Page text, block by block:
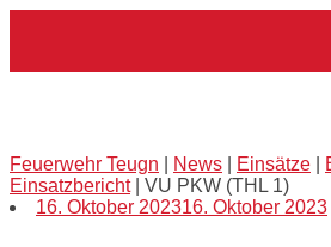
Feuerwehr Teugn News Einsätze
Einsatzbericht| VU PKW (THL 1)
16. Oktober 202316. Oktober 2023